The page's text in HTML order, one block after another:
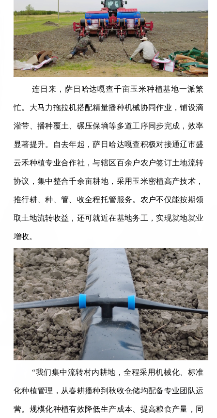
连日来，萨日哈达嘎查千亩玉米种植基地一派繁
忙。大马力拖拉机搭配精量播种机械协同作业，铺设滴
灌带、播种覆土、碾压保墒等多道工序同步完成，效率
显著提升。自去年起，萨日哈达嘎查积极对接通辽市盛
云禾种植专业合作社，与辖区百余户农户签订土地流转
协议，集中整合千余亩耕地，采用玉米密植高产技术，
推行耕、种、管、收全程托管服务。农户不仅能按期领
取土地流转收益，还可就近在基地务工，实现就地就业
增收。
“我们集中流转村内耕地，全程采用机械化、标准
化种植管理，从春耕播种到秋收仓储均配备专业团队运
营。规模化种植有效降低生产成本、提高粮食产量，同